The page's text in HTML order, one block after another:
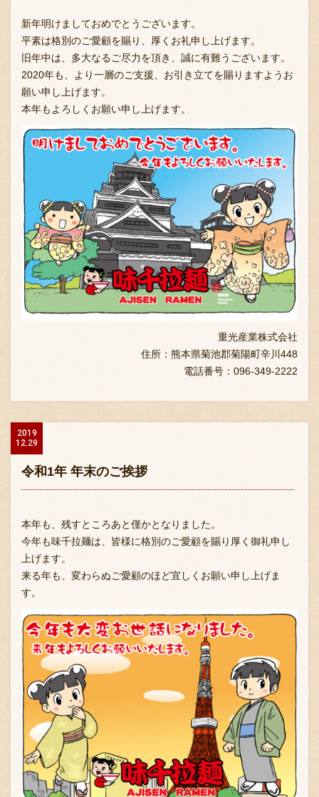
新年明けましておめでとうございます。
平素は格別のご愛顧を賜り、厚くお礼申し上げます。
旧年中は、多大なるご尽力を頂き、誠に有難うございます。
2020年も、より一層のご支援、お引き立てを賜りますようお
願い申し上げます。
本年もよろしくお願い申し上げます。
重光産業株式会社
住所：熊本県菊池郡菊陽町辛川448
電話番号：096-349-2222
2019
12.29
令和1年 年末のご挨拶
本年も、残すところあと僅かとなりました。
今年も味千拉麺は、皆様に格別のご愛顧を賜り厚く御礼申し
上げます。
来る年も、変わらぬご愛顧のほど宜しくお願い申し上げま
す。